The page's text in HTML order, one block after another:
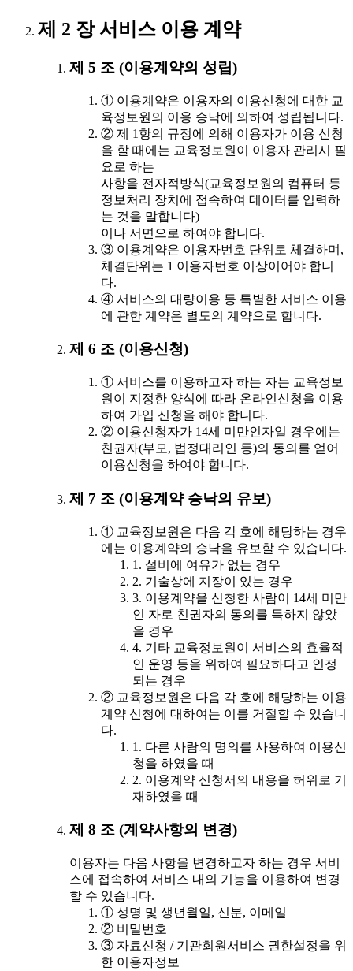
제 2 장 서비스 이용 계약
제 5 조 (이용계약의 성립)
① 이용계약은 이용자의 이용신청에 대한 교
육정보원의 이용 승낙에 의하여 성립됩니다.
② 제 1항의 규정에 의해 이용자가 이용 신청
을 할 때에는 교육정보원이 이용자 관리시 필
요로 하는
사항을 전자적방식(교육정보원의 컴퓨터 등
정보처리 장치에 접속하여 데이터를 입력하
는 것을 말합니다)
이나 서면으로 하여야 합니다.
③ 이용계약은 이용자번호 단위로 체결하며,
체결단위는 1 이용자번호 이상이어야 합니
다.
④ 서비스의 대량이용 등 특별한 서비스 이용
에 관한 계약은 별도의 계약으로 합니다.
제 6 조 (이용신청)
① 서비스를 이용하고자 하는 자는 교육정보
원이 지정한 양식에 따라 온라인신청을 이용
하여 가입 신청을 해야 합니다.
② 이용신청자가 14세 미만인자일 경우에는
친권자(부모, 법정대리인 등)의 동의를 얻어
이용신청을 하여야 합니다.
제 7 조 (이용계약 승낙의 유보)
① 교육정보원은 다음 각 호에 해당하는 경우
에는 이용계약의 승낙을 유보할 수 있습니다.
1. 설비에 여유가 없는 경우
2. 기술상에 지장이 있는 경우
3. 이용계약을 신청한 사람이 14세 미만
인 자로 친권자의 동의를 득하지 않았
을 경우
4. 기타 교육정보원이 서비스의 효율적
인 운영 등을 위하여 필요하다고 인정
되는 경우
② 교육정보원은 다음 각 호에 해당하는 이용
계약 신청에 대하여는 이를 거절할 수 있습니
다.
1. 다른 사람의 명의를 사용하여 이용신
청을 하였을 때
2. 이용계약 신청서의 내용을 허위로 기
재하였을 때
제 8 조 (계약사항의 변경)
이용자는 다음 사항을 변경하고자 하는 경우 서비
스에 접속하여 서비스 내의 기능을 이용하여 변경
할 수 있습니다.
① 성명 및 생년월일, 신분, 이메일
② 비밀번호
③ 자료신청 / 기관회원서비스 권한설정을 위
한 이용자정보